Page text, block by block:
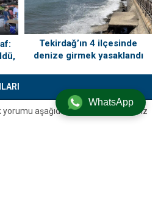
Tekirdağ’ın 4 ilçesinde
denize girmek yasaklandı
aşağıdaki form aracılığıyla siz
WhatsApp